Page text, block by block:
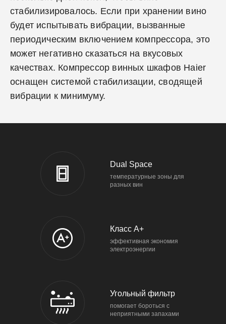
стабилизировалось. Если при хранении вино
будет испытывать вибрации, вызванные
периодическим включением компрессора, это
может негативно сказаться на вкусовых
качествах. Компрессор винных шкафов Haier
оснащен системой стабилизации, сводящей
вибрации к минимуму.
Dual Space
температурные зоны для
разных вин
Класс A+
эффективная экономия
электроэнергии
Угольный фильтр
помогает бороться с
неприятными запахами